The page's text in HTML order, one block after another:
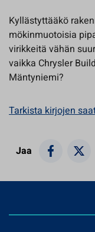
Kyllästyttääkö
mökinmuotoisia
virikkeitä vähän
vaikka Chrysler
Mäntyniemi?
Tarkista kirjojen
Jaa